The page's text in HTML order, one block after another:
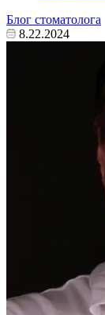
Блог стоматолога
8.22.2024